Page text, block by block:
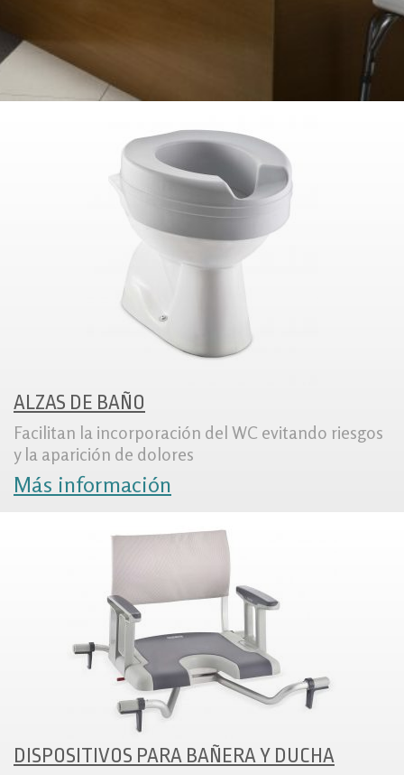
ALZAS DE BAÑO
Facilitan la incorporación del WC evitando riesgos
y la aparición de dolores
Más información
DISPOSITIVOS PARA BAÑERA Y DUCHA